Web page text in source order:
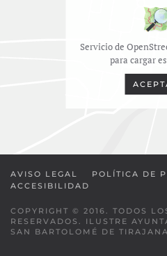
Servicio de
para cargar
AVISO LEGAL
POLÍTICA DE
ACCESIBILIDAD
COPYRIGHT © 2016. TODOS
RESERVADOS. ILUSTRE
SAN BARTOLOMÉ DE TIRAJANA